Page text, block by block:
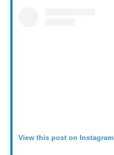
View this post on Instagram